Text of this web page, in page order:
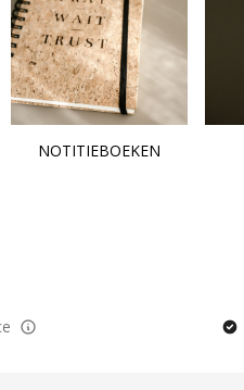
NOTITIEBOEKEN